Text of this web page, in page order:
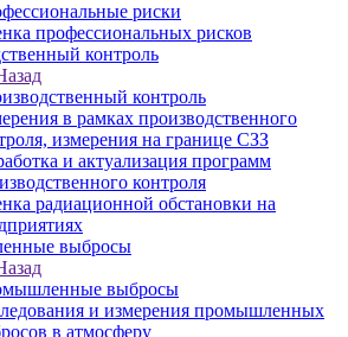
риски
профессиональных рисков
контроль
контроль
в рамках производственного
измерения на границе СЗЗ
и актуализация программ
контроля
радиационной обстановки на
выбросы
выбросы
и измерения промышленных
в атмосферу